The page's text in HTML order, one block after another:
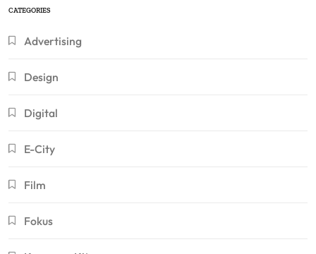
CATEGORIES
Advertising
Design
Digital
E-City
Film
Fokus